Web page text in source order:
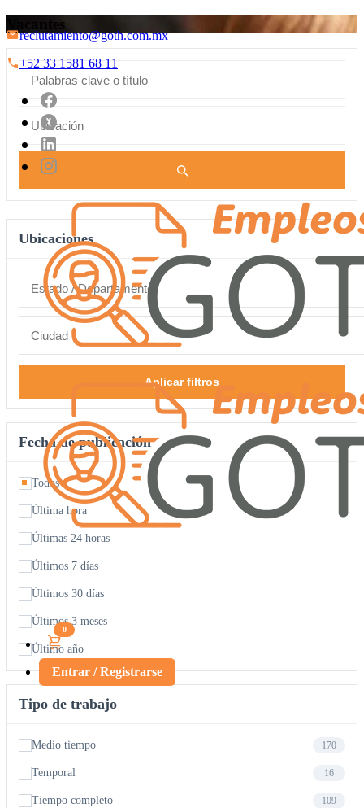
reclutamiento@goth.com.mx
+52 33 1581 68 11
0
Entrar / Registrarse
Vacantes
Ubicaciones
Aplicar filtros
Fecha de publicación
Todos
Última hora
Últimas 24 horas
Últimos 7 días
Últimos 30 días
Últimos 3 meses
Último año
Tipo de trabajo
Medio tiempo 170
Temporal 16
Tiempo completo 109